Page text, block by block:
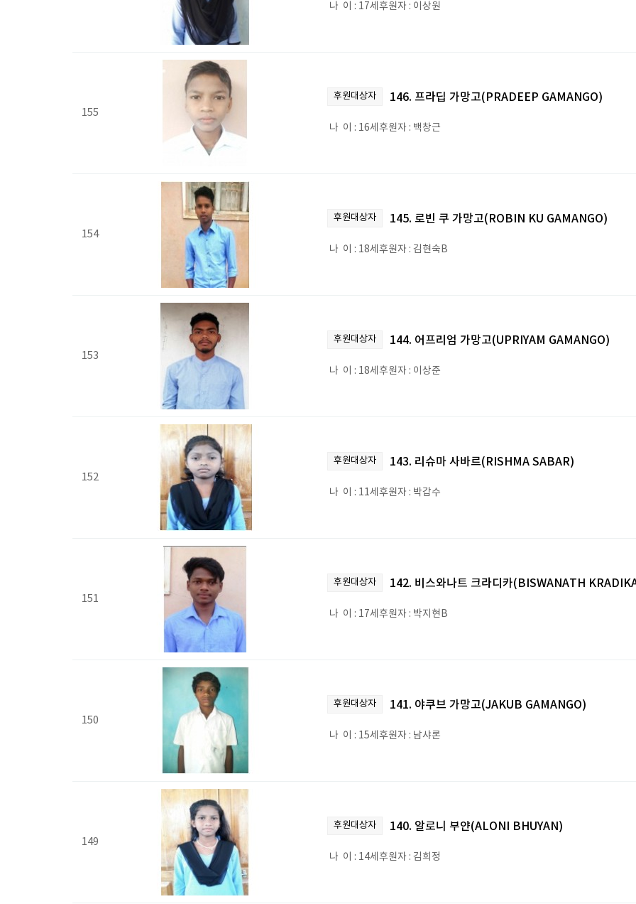
나 이 : 17세후원자 : 이상원
155
후원대상자 146. 프라딥 가망고(PRADEEP GAMANGO)
나 이 : 16세후원자 : 백창근
154
후원대상자 145. 로빈 쿠 가망고(ROBIN KU GAMANGO)
나 이 : 18세후원자 : 김현숙B
153
후원대상자 144. 어프리엄 가망고(UPRIYAM GAMANGO)
나 이 : 18세후원자 : 이상준
152
후원대상자 143. 리슈마 사바르(RISHMA SABAR)
나 이 : 11세후원자 : 박갑수
151
후원대상자 142. 비스와나트 크라디카(BISWANATH
나 이 : 17세후원자 : 박지현B
150
후원대상자 141. 야쿠브 가망고(JAKUB GAMANGO)
나 이 : 15세후원자 : 남샤론
149
후원대상자 140. 알로니 부얀(ALONI BHUYAN)
나 이 : 14세후원자 : 김희정